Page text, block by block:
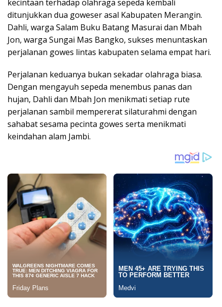
kecintaan terhadap olahraga sepeda kembali
ditunjukkan dua goweser asal Kabupaten Merangin.
Dahli, warga Salam Buku Batang Masurai dan Mbah
Jon, warga Sungai Mas Bangko, sukses menuntaskan
perjalanan gowes lintas kabupaten selama empat hari.
Perjalanan keduanya bukan sekadar olahraga biasa.
Dengan mengayuh sepeda menembus panas dan
hujan, Dahli dan Mbah Jon menikmati setiap rute
perjalanan sambil mempererat silaturahmi dengan
sahabat sesama pecinta gowes serta menikmati
keindahan alam Jambi.